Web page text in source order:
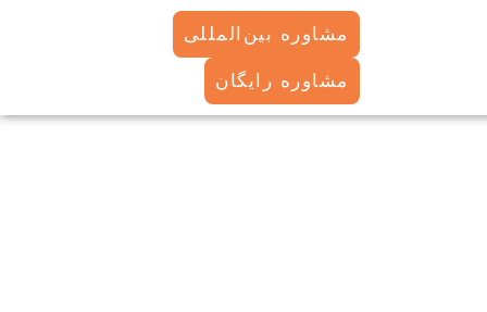
مشاوره بین‌المللی
مشاوره رایگان